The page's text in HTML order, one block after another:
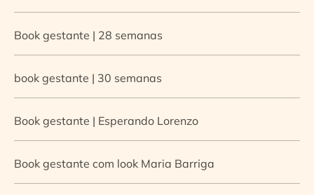
Book gestante | 28 semanas
book gestante | 30 semanas
Book gestante | Esperando Lorenzo
Book gestante com look Maria Barriga